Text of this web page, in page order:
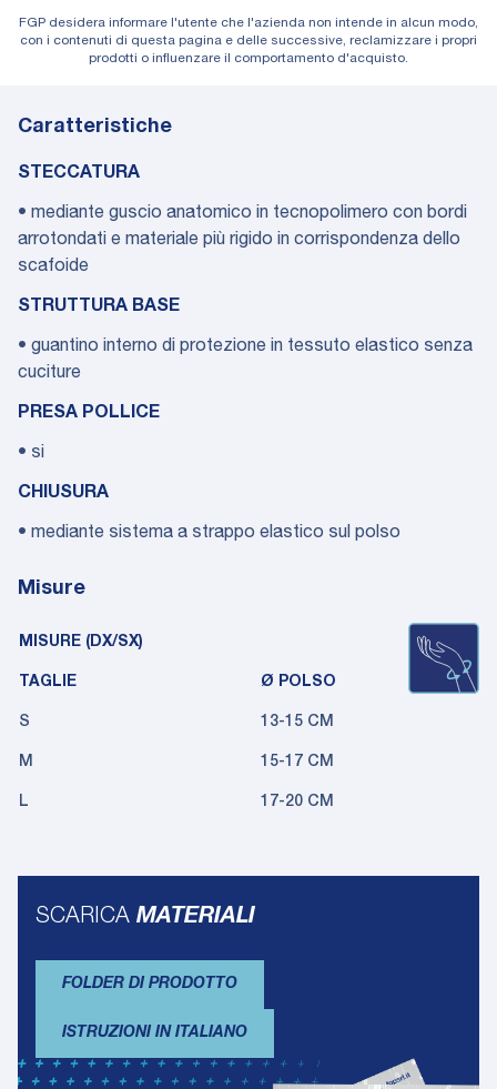
FGP desidera informare l'utente che l'azienda non intende in alcun modo,
con i contenuti di questa pagina e delle successive, reclamizzare i propri
prodotti o influenzare il comportamento d'acquisto.
Caratteristiche
STECCATURA
• mediante guscio anatomico in tecnopolimero con bordi
arrotondati e materiale più rigido in corrispondenza dello
scafoide
STRUTTURA BASE
• guantino interno di protezione in tessuto elastico senza
cuciture
PRESA POLLICE
• si
CHIUSURA
• mediante sistema a strappo elastico sul polso
Misure
MISURE (DX/SX)
TAGLIE Ø POLSO
S 13-15 CM
M 15-17 CM
L 17-20 CM
SCARICA MATERIALI
FOLDER DI PRODOTTO
ISTRUZIONI IN ITALIANO